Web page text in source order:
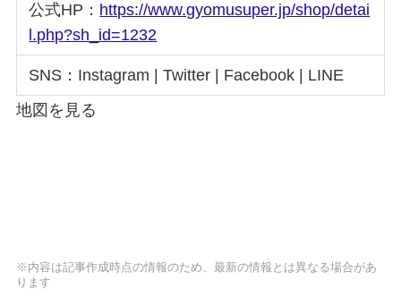
公式HP： https://www.gyomusuper.jp/shop/detai
l.php?sh_id=1232
SNS：Instagram | Twitter | Facebook | LINE
地図を見る
※内容は記事作成時点の情報のため、最新の情報とは異なる場合があ
ります